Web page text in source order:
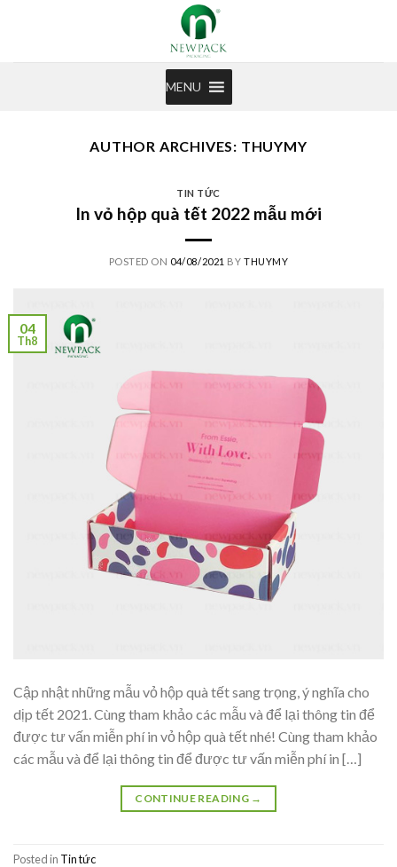
MENU
AUTHOR ARCHIVES: THUYMY
TIN TỨC
In vỏ hộp quà tết 2022 mẫu mới
POSTED ON 04/08/2021 BYTHUYMY
04
Th8
Cập nhật những mẫu vỏ hộp quà tết sang trọng, ý nghĩa cho
dịp tết 2021. Cùng tham khảo các mẫu và để lại thông tin để
được tư vấn miễn phí in vỏ hộp quà tết nhé! Cùng tham khảo
các mẫu và để lại thông tin để được tư vấn miễn phí in […]
CONTINUE READING →
Posted in Tin tức